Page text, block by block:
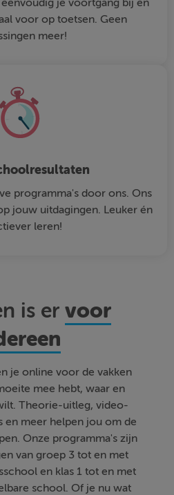
je voortgang bij en
voor op toetsen. Geen
meer!
programma's door ons. Ons
jouw uitdagingen. Leuker én
leren!
is ervoor
je online voor de vakken
mee hebt, waar en
Theorie-uitleg, video-
en meer helpen jou om de
Onze programma's zijn
van groep 3 tot en met
en klas 1 tot en met
school. Of je nu wat